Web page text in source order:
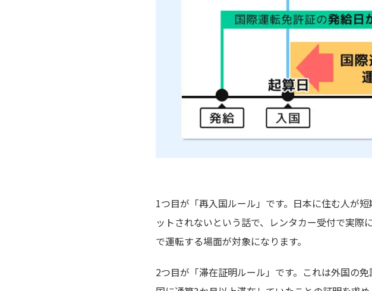
1つ目が「再入国ルール」です。日本に住む人が
ットされないという話で、レンタカー受付で実
で運転する場面が対象になります。
2つ目が「滞在証明ルール」です。これは外国の